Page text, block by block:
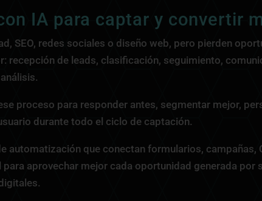
IA para captar y convertir
SEO, redes sociales o diseño web, pero pierden
recepción de leads, clasificación, seguimiento,
análisis.
proceso para responder antes, segmentar mejor,
durante todo el ciclo de captación.
automatización que conectan formularios, campañas,
aprovechar mejor cada oportunidad generada por